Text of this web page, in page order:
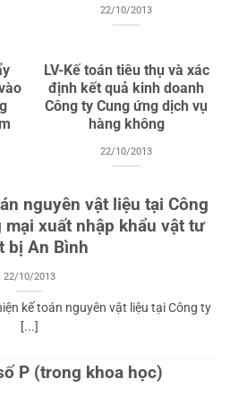
22/10/2013
LV-Kế toán tiêu thụ và xác
định kết quả kinh doanh
Công ty Cung ứng dịch vụ
hàng không
22/10/2013
nguyên vật liệu tại Công
xuất nhập khẩu vật tư
bị An Bình
22/10/2013
kế toán nguyên vật liệu tại Công ty
[...]
P (trong khoa học)